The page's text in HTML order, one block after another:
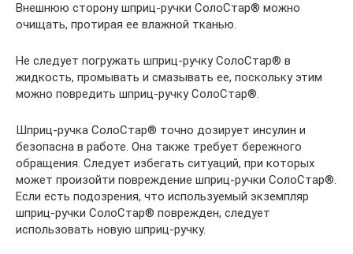
Внешнюю сторону шприц-ручки СолоСтар® можно
очищать, протирая ее влажной тканью.
Не следует погружать шприц-ручку СолоСтар® в
жидкость, промывать и смазывать ее, поскольку этим
можно повредить шприц-ручку СолоСтар®.
Шприц-ручка СолоСтар® точно дозирует инсулин и
безопасна в работе. Она также требует бережного
обращения. Следует избегать ситуаций, при которых
может произойти повреждение шприц-ручки СолоСтар®.
Если есть подозрения, что используемый экземпляр
шприц-ручки СолоСтар® поврежден, следует
использовать новую шприц-ручку.